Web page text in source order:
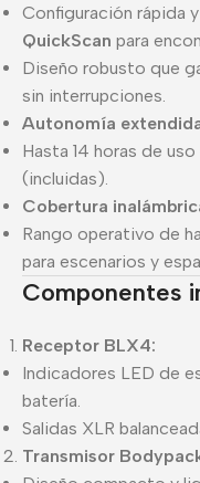
Configuración rápida
QuickScan para
Diseño robusto que
sin interrupciones.
Autonomía
Hasta 14 horas de
(incluidas).
Cobertura
Rango operativo de
para escenarios y
Componentes
Receptor BLX4:
Indicadores LED de
batería.
Salidas XLR
Transmisor